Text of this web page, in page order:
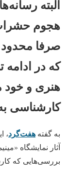
البته
هجوم
صرفا محدود
که در
هنری و خود
کارشناسی
به گفته هفت‌گرد،
آثار نمایشگاه
بررسی‌هایی که